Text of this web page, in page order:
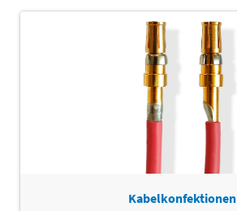
Kabelkonfektionen